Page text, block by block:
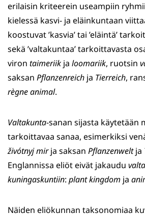
erilaisin kriteerein useampiin
kielessä kasvi- ja eläinkuntaan
koostuvat ’kasvia’ tai ’eläintä’
sekä ’valtakuntaa’ tarkoittavasta
viron taimeriik ja loomariik, ruotsin
saksan Pflanzenreich ja Tierreich,
règne animal.
Valtakunta-sanan sijasta käytetään
tarkoittavaa sanaa, esimerkiksi
živótnyj mirja saksan Pflanzenweltja
Englannissa eliöt eivät jakaudu
kuningaskuntiin: plant kingdom ja
Näiden eliökunnan taksonomiaa